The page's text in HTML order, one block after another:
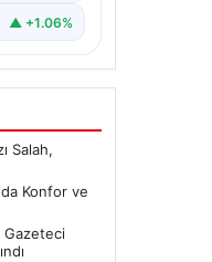
▲ +1.06%
Salah,
Konfor ve
Gazeteci